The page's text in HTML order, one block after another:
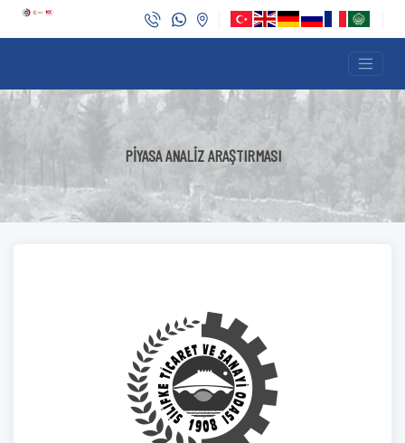
PİYASA ANALİZ ARAŞTIRMASI